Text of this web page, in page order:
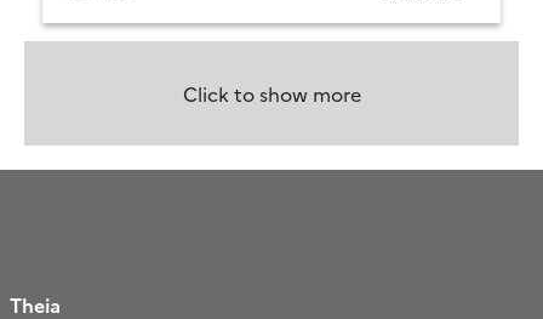
Click to show more
Theia